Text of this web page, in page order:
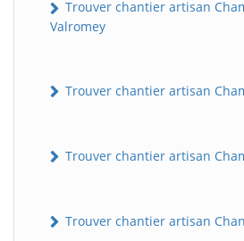
Trouver chantier artisan
Valromey
Trouver chantier artisan
Trouver chantier artisan
Trouver chantier artisan